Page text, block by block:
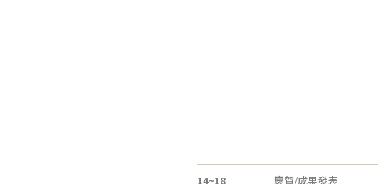
14~18 慶賀/成果發表